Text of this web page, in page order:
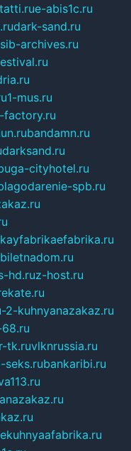
e-abis1c.ru
dark-sand.ru
sib-archives.ru
1-mus.ru
factory.ru
bandamn.ru
darksand.ru
cityhotel.ru
spb.ru
biletnadom.ru
hd.ruz-host.ru
2-kuhnyanazakaz.ru
tk.ruvlknrussia.ru
seks.rubankaribi.ru